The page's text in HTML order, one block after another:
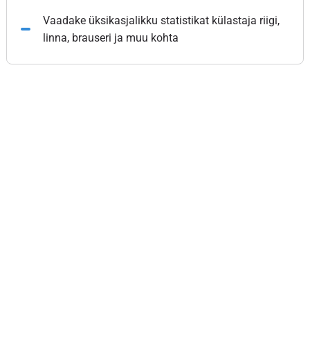
Vaadake üksikasjalikku statistikat külastaja riigi,
linna, brauseri ja muu kohta